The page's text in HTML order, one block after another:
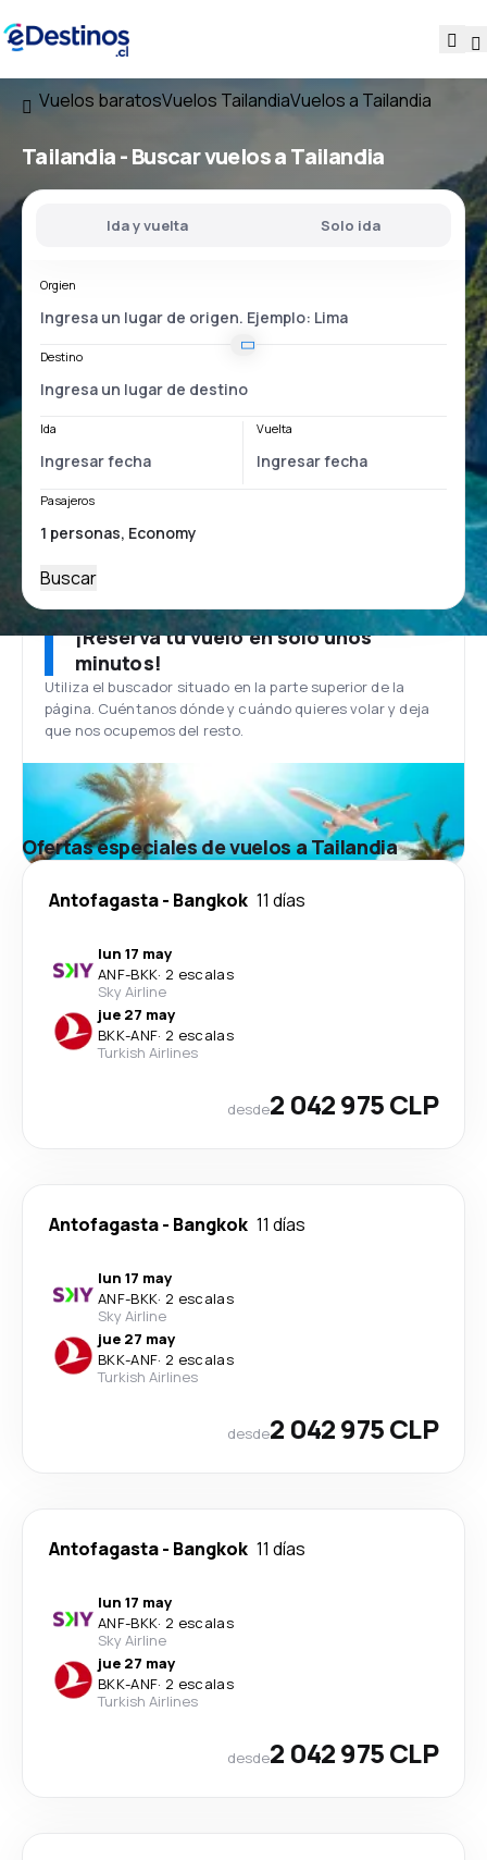
Vuelos baratosVuelos TailandiaVuelos a Tailandia
Tailandia - Buscar vuelos a Tailandia
Ida y vuelta Solo ida
Orgien
Destino
Ida Vuelta
Pasajeros
Buscar
¡Reserva tu vuelo en solo unos
minutos!
Utiliza el buscador situado en la parte superior de la
página. Cuéntanos dónde y cuándo quieres volar y deja
que nos ocupemos del resto.
Ofertas especiales de vuelos a Tailandia
Antofagasta- Bangkok 11 días
lun 17 may
ANF-BKK· 2 escalas
Sky Airline
jue 27 may
BKK-ANF· 2 escalas
Turkish Airlines
desde2 042 975 CLP
Antofagasta- Bangkok 11 días
lun 17 may
ANF-BKK· 2 escalas
Sky Airline
jue 27 may
BKK-ANF· 2 escalas
Turkish Airlines
desde2 042 975 CLP
Antofagasta- Bangkok 11 días
lun 17 may
ANF-BKK· 2 escalas
Sky Airline
jue 27 may
BKK-ANF· 2 escalas
Turkish Airlines
desde2 042 975 CLP